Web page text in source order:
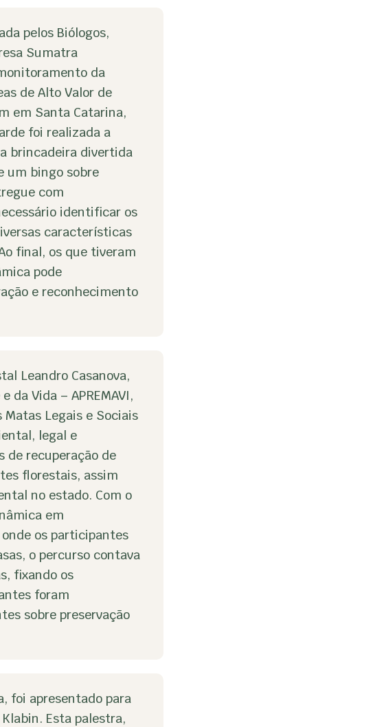
pelos Biólogos,
Sumatra
da
de Alto Valor de
em Santa Catarina,
foi realizada a
brincadeira divertida
um bingo sobre
com
identificar os
características
final, os que tiveram
pode
e reconhecimento
Leandro Casanova,
da Vida – APREMAVI,
Legais e Sociais
legal e
de recuperação de
florestais, assim
no estado. Com o
em
os participantes
o percurso contava
fixando os
foram
sobre preservação
foi apresentado para
Esta palestra,